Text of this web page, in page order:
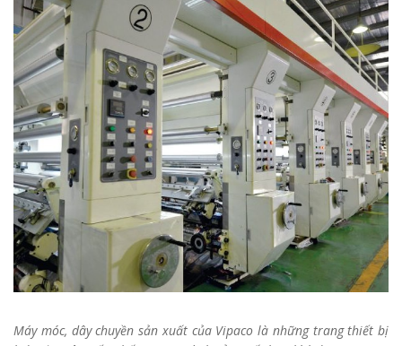
Máy móc, dây chuyền sản xuất của Vipaco là những trang thiết bị